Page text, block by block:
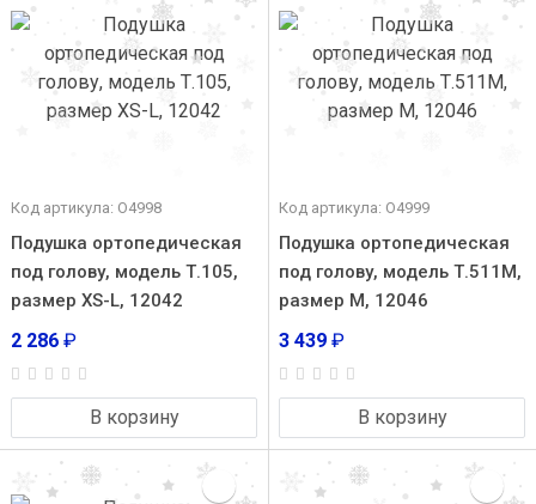
Код артикула: О4998
Подушка ортопедическая
под голову, модель Т.105,
размер XS-L, 12042
2 286 ₽
В корзину
Код артикула: О4999
Подушка ортопедическая
под голову, модель Т.511M,
размер M, 12046
3 439 ₽
В корзину